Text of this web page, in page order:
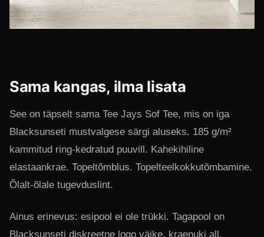
Sama kangas, ilma lisata
See on täpselt sama Tee Jays Sof Tee, mis on iga
Blacksunseti mustvalgese särgi aluseks. 185 g/m²
kammitud ring-kedratud puuvill. Kahekihiline
elastaankrae. Topeltõmblus. Topelteelkokkutõmbamine.
Õlalt-õlale tugevduslint.
Ainus erinevus: esipool ei ole trükki. Tagapool on
Blacksunseti diskreetne logo väike, kraenuki all,